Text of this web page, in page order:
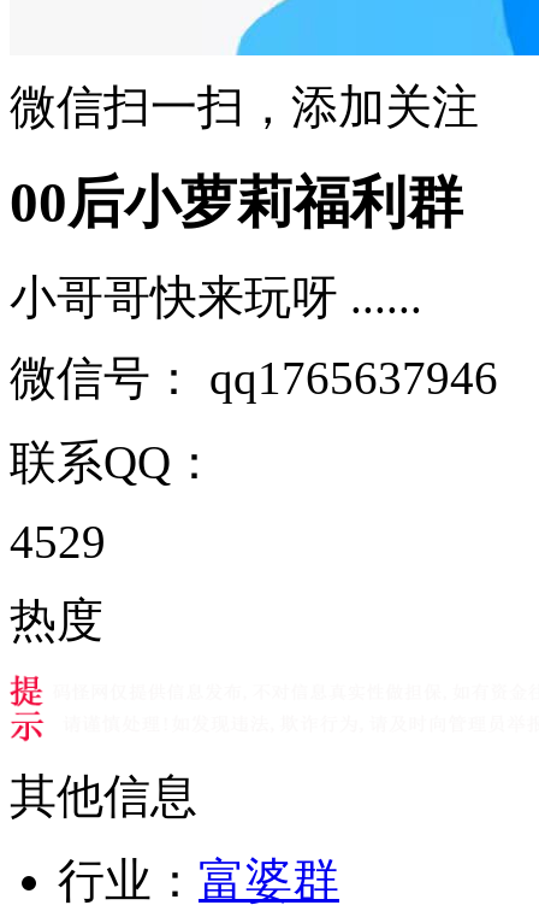
微信扫一扫，添加关注
00后小萝莉福利群
小哥哥快来玩呀 ......
微信号： qq1765637946
联系QQ：
4529
热度
其他信息
行业： 富婆群